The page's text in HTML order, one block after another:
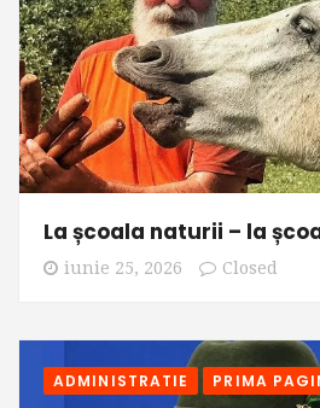
La școala naturii – la
iunie 25, 2026 Closed
ADMINISTRATIE PRIMA